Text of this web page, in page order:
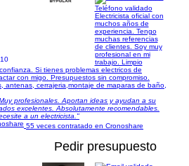
Teléfono validado
Electricista oficial con
muchos años de
experiencia. Tengo
muchas referencias
de clientes. Soy muy
profesional en mi
trabajo. Limpio
Si tienes problemas electricos de
con migo. Presupuestos sin compromiso.
antenas, cerrajeria,montaje de maparas de baño,
profesionales. Aportan ideas y ayudan a su
excelentes. Absolutamente recomendables.
a un electricista."
55 veces contratado en Cronoshare
Pedir presupuesto